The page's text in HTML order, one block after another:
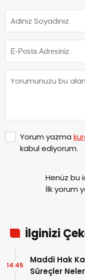
Yorum yazma
kabul ediyorum.
Henüz bu
İlk yorum
İlginizi
Maddi Hak
Süreçler
14:45